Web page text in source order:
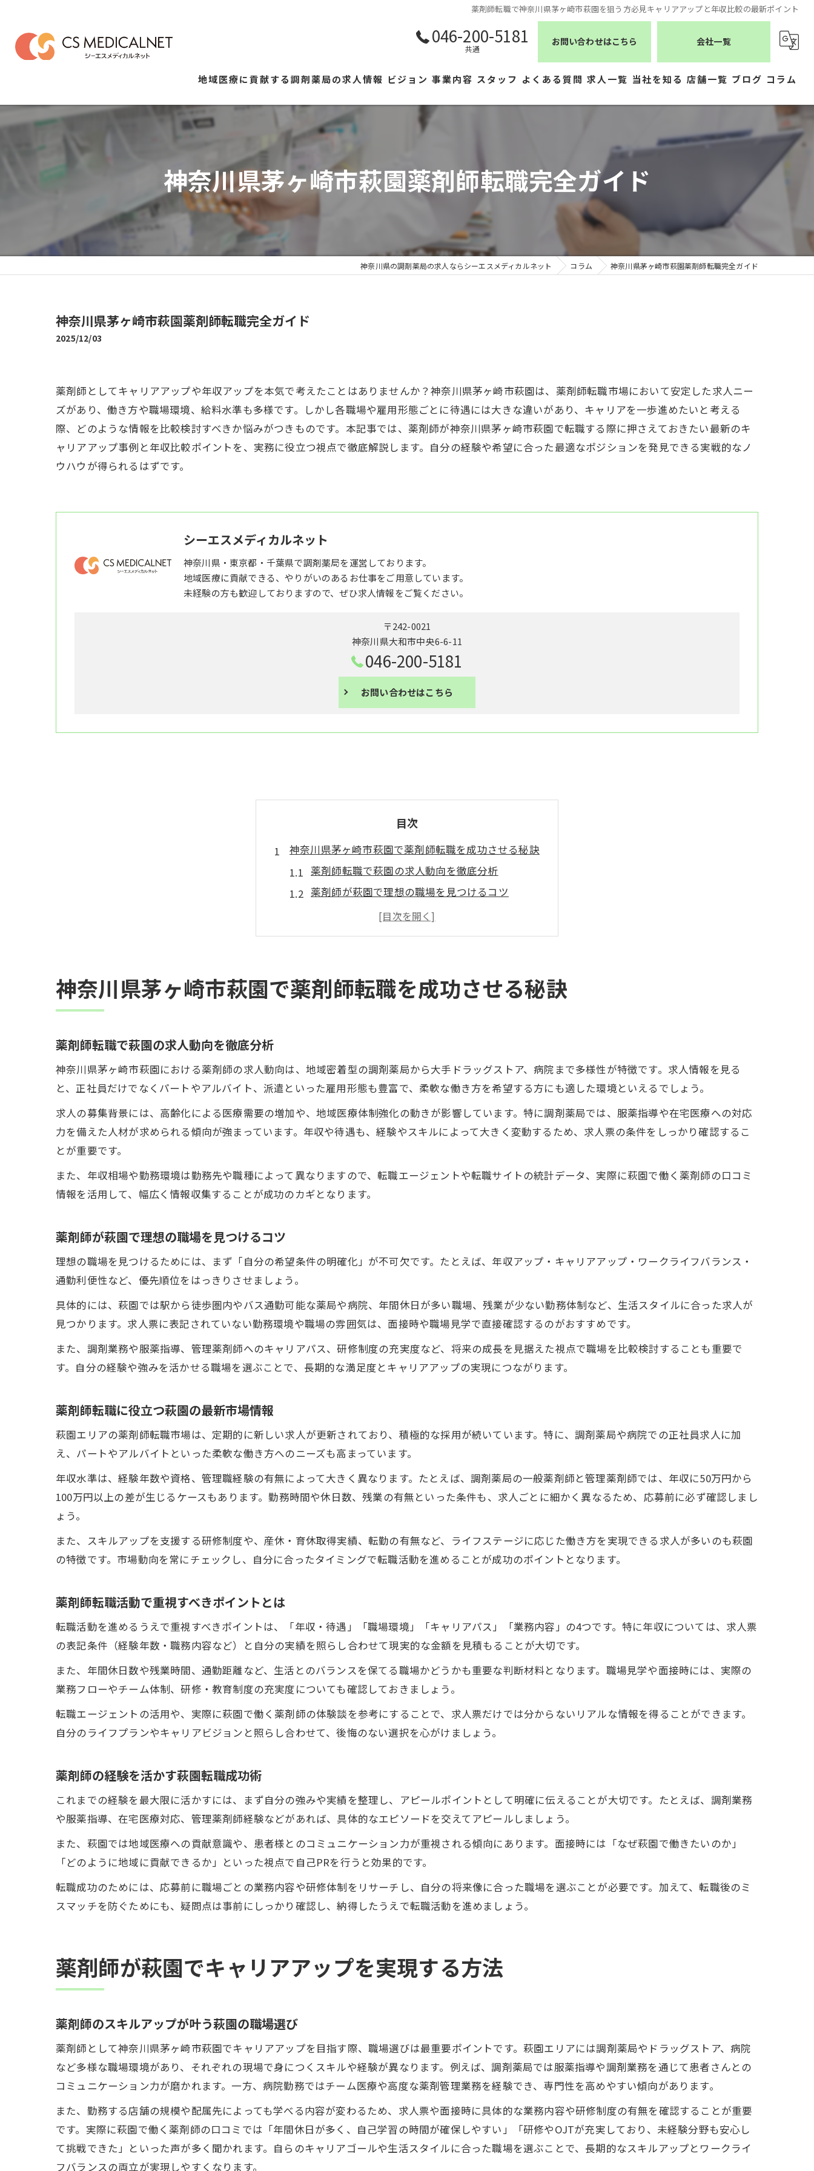
薬剤師転職で神奈川県茅ヶ崎市萩園を狙う方必見キャリアアップと年収比較の最新ポイント
046-200-5181
共通
お問い合わせはこちら 会社一覧
地域医療に貢献する調剤薬局の求人情報 ビジョン 事業内容 スタッフ よくある質問 求人一覧 当社を知る
医療事務
正社員
パート
店舗一覧
シーエスメディカルネット
株式会社ジェムス
有限会社トレーフル
ブログ コラム
神奈川県茅ヶ崎市萩園薬剤師転職完全ガイド
神奈川県の調剤薬局の求人ならシーエスメディカルネット コラム 神奈川県茅ヶ崎市萩園薬剤師転職完全ガイド
神奈川県茅ヶ崎市萩園薬剤師転職完全ガイド
2025/12/03
薬剤師としてキャリアアップや年収アップを本気で考えたことはありませんか？神奈川県茅ヶ崎市萩園は、薬剤師転職市場において安定した求人ニー
ズがあり、働き方や職場環境、給料水準も多様です。しかし各職場や雇用形態ごとに待遇には大きな違いがあり、キャリアを一歩進めたいと考える
際、どのような情報を比較検討すべきか悩みがつきものです。本記事では、薬剤師が神奈川県茅ヶ崎市萩園で転職する際に押さえておきたい最新のキ
ャリアアップ事例と年収比較ポイントを、実務に役立つ視点で徹底解説します。自分の経験や希望に合った最適なポジションを発見できる実戦的なノ
ウハウが得られるはずです。
シーエスメディカルネット
神奈川県・東京都・千葉県で調剤薬局を運営しております。
地域医療に貢献できる、やりがいのあるお仕事をご用意しています。
未経験の方も歓迎しておりますので、ぜひ求人情報をご覧ください。
〒242-0021
神奈川県大和市中央6-6-11
046-200-5181
お問い合わせはこちら
目次
神奈川県茅ヶ崎市萩園で薬剤師転職を成功させる秘訣
薬剤師転職で萩園の求人動向を徹底分析
薬剤師が萩園で理想の職場を見つけるコツ
薬剤師転職に役立つ萩園の最新市場情報
薬剤師転職活動で重視すべきポイントとは
薬剤師が萩園でキャリアアップを実現する方法
薬剤師のスキルアップが叶う萩園の職場選び
薬剤師転職後の成長支援制度を萩園で探す
薬剤師に必要なキャリア形成プラン作成法
薬剤師が萩園で年収を上げる転職ポイント
薬剤師転職時の給与交渉術を徹底解説
薬剤師が萩園で選ぶべき高待遇求人条件
薬剤師向け年収比較の注意点と実践方法
働き方別に見る萩園の薬剤師転職事情
働き方改革が進む萩園の薬剤師転職事情
ワークライフバランス重視なら薬剤師転職は萩園で
薬剤師が萩園で叶える理想のワークライフ
薬剤師転職と家庭両立がしやすい萩園の魅力
神奈川県茅ヶ崎市萩園で薬剤師転職を成功させる秘訣
薬剤師転職で萩園の求人動向を徹底分析
神奈川県茅ヶ崎市萩園における薬剤師の求人動向は、地域密着型の調剤薬局から大手ドラッグストア、病院まで多様性が特徴です。求人情報を見る
と、正社員だけでなくパートやアルバイト、派遣といった雇用形態も豊富で、柔軟な働き方を希望する方にも適した環境といえるでしょう。
求人の募集背景には、高齢化による医療需要の増加や、地域医療体制強化の動きが影響しています。特に調剤薬局では、服薬指導や在宅医療への対応
力を備えた人材が求められる傾向が強まっています。年収や待遇も、経験やスキルによって大きく変動するため、求人票の条件をしっかり確認するこ
とが重要です。
また、年収相場や勤務環境は勤務先や職種によって異なりますので、転職エージェントや転職サイトの統計データ、実際に萩園で働く薬剤師の口コミ
情報を活用して、幅広く情報収集することが成功のカギとなります。
薬剤師が萩園で理想の職場を見つけるコツ
理想の職場を見つけるためには、まず「自分の希望条件の明確化」が不可欠です。たとえば、年収アップ・キャリアアップ・ワークライフバランス・
通勤利便性など、優先順位をはっきりさせましょう。
具体的には、萩園では駅から徒歩圏内やバス通勤可能な薬局や病院、年間休日が多い職場、残業が少ない勤務体制など、生活スタイルに合った求人が
見つかります。求人票に表記されていない勤務環境や職場の雰囲気は、面接時や職場見学で直接確認するのがおすすめです。
また、調剤業務や服薬指導、管理薬剤師へのキャリアパス、研修制度の充実度など、将来の成長を見据えた視点で職場を比較検討することも重要で
す。自分の経験や強みを活かせる職場を選ぶことで、長期的な満足度とキャリアアップの実現につながります。
薬剤師転職に役立つ萩園の最新市場情報
萩園エリアの薬剤師転職市場は、定期的に新しい求人が更新されており、積極的な採用が続いています。特に、調剤薬局や病院での正社員求人に加
え、パートやアルバイトといった柔軟な働き方へのニーズも高まっています。
年収水準は、経験年数や資格、管理職経験の有無によって大きく異なります。たとえば、調剤薬局の一般薬剤師と管理薬剤師では、年収に50万円から
100万円以上の差が生じるケースもあります。勤務時間や休日数、残業の有無といった条件も、求人ごとに細かく異なるため、応募前に必ず確認しまし
ょう。
また、スキルアップを支援する研修制度や、産休・育休取得実績、転勤の有無など、ライフステージに応じた働き方を実現できる求人が多いのも萩園
の特徴です。市場動向を常にチェックし、自分に合ったタイミングで転職活動を進めることが成功のポイントとなります。
薬剤師転職活動で重視すべきポイントとは
転職活動を進めるうえで重視すべきポイントは、「年収・待遇」「職場環境」「キャリアパス」「業務内容」の4つです。特に年収については、求人票
の表記条件（経験年数・職務内容など）と自分の実績を照らし合わせて現実的な金額を見積もることが大切です。
また、年間休日数や残業時間、通勤距離など、生活とのバランスを保てる職場かどうかも重要な判断材料となります。職場見学や面接時には、実際の
業務フローやチーム体制、研修・教育制度の充実度についても確認しておきましょう。
転職エージェントの活用や、実際に萩園で働く薬剤師の体験談を参考にすることで、求人票だけでは分からないリアルな情報を得ることができます。
自分のライフプランやキャリアビジョンと照らし合わせて、後悔のない選択を心がけましょう。
薬剤師の経験を活かす萩園転職成功術
これまでの経験を最大限に活かすには、まず自分の強みや実績を整理し、アピールポイントとして明確に伝えることが大切です。たとえば、調剤業務
や服薬指導、在宅医療対応、管理薬剤師経験などがあれば、具体的なエピソードを交えてアピールしましょう。
また、萩園では地域医療への貢献意識や、患者様とのコミュニケーション力が重視される傾向にあります。面接時には「なぜ萩園で働きたいのか」
「どのように地域に貢献できるか」といった視点で自己PRを行うと効果的です。
転職成功のためには、応募前に職場ごとの業務内容や研修体制をリサーチし、自分の将来像に合った職場を選ぶことが必要です。加えて、転職後のミ
スマッチを防ぐためにも、疑問点は事前にしっかり確認し、納得したうえで転職活動を進めましょう。
薬剤師が萩園でキャリアアップを実現する方法
薬剤師のスキルアップが叶う萩園の職場選び
薬剤師として神奈川県茅ヶ崎市萩園でキャリアアップを目指す際、職場選びは最重要ポイントです。萩園エリアには調剤薬局やドラッグストア、病院
など多様な職場環境があり、それぞれの現場で身につくスキルや経験が異なります。例えば、調剤薬局では服薬指導や調剤業務を通じて患者さんとの
コミュニケーション力が磨かれます。一方、病院勤務ではチーム医療や高度な薬剤管理業務を経験でき、専門性を高めやすい傾向があります。
また、勤務する店舗の規模や配属先によっても学べる内容が変わるため、求人票や面接時に具体的な業務内容や研修制度の有無を確認することが重要
です。実際に萩園で働く薬剤師の口コミでは「年間休日が多く、自己学習の時間が確保しやすい」「研修やOJTが充実しており、未経験分野も安心し
て挑戦できた」といった声が多く聞かれます。自らのキャリアゴールや生活スタイルに合った職場を選ぶことで、長期的なスキルアップとワークライ
フバランスの両立が実現しやすくなります。